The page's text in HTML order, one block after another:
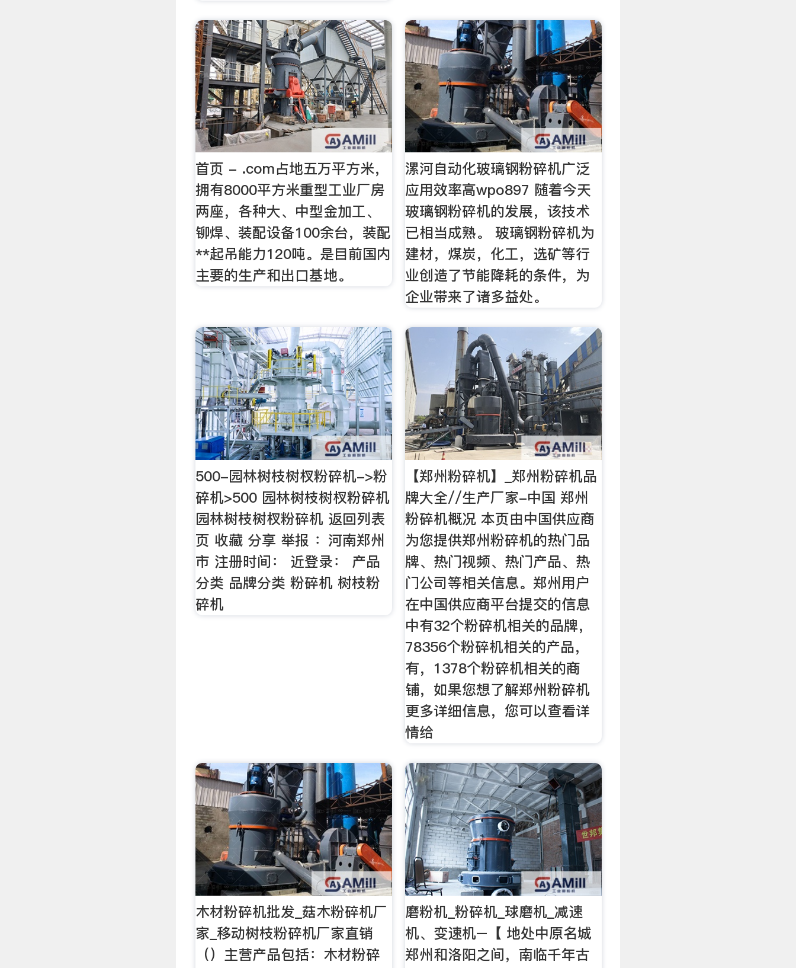
首页 - .com占地五万平方米，
拥有8000平方米重型工业厂房
两座，各种大、中型金加工、
铆焊、装配设备100余台，装配
**起吊能力120吨。是目前国内
主要的生产和出口基地。
漯河自动化玻璃钢粉碎机广泛
应用效率高wpo897 随着今天
玻璃钢粉碎机的发展，该技术
已相当成熟。 玻璃钢粉碎机为
建材，煤炭，化工，选矿等行
业创造了节能降耗的条件，为
企业带来了诸多益处。
500-园林树枝树杈粉碎机->粉
碎机>500 园林树枝树杈粉碎机
园林树枝树杈粉碎机 返回列表
页 收藏 分享 举报 ：河南郑州
市 注册时间： 近登录： 产品
分类 品牌分类 粉碎机 树枝粉
碎机
【郑州粉碎机】_郑州粉碎机品
牌大全//生产厂家-中国 郑州
粉碎机概况 本页由中国供应商
为您提供郑州粉碎机的热门品
牌、热门视频、热门产品、热
门公司等相关信息。郑州用户
在中国供应商平台提交的信息
中有32个粉碎机相关的品牌，
78356个粉碎机相关的产品，
有，1378个粉碎机相关的商
铺，如果您想了解郑州粉碎机
更多详细信息，您可以查看详
情给
木材粉碎机批发_菇木粉碎机厂
家_移动树枝粉碎机厂家直销
（）主营产品包括：木材粉碎
磨粉机_粉碎机_球磨机_减速
机、变速机–【 地处中原名城
郑州和洛阳之间，南临千年古